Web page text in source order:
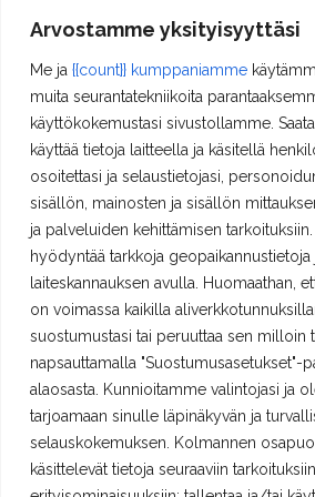
Arvostamme yksityisyyttäsi
Me ja {{count}} kumppaniamme
muita seurantatekniikoita
käyttökokemustasi sivustollamme.
käyttää tietoja laitteella ja käsitellä
osoitettasi ja selaustietojasi,
sisällön, mainosten ja sisällön
ja palveluiden kehittämisen
hyödyntää tarkkoja geopaikannustietoja
laiteskannauksen avulla. Huomaathan,
on voimassa kaikilla
suostumustasi tai peruuttaa sen milloin
napsauttamalla "Suostumusasetukset"-
alaosasta. Kunnioitamme valintojasi ja
tarjoamaan sinulle läpinäkyvän ja
selauskokemuksen. Kolmannen
käsittelevät tietoja seuraaviin
Asiakastilini
Oma tili
Ostoskori
Rekisteröityminen
Kilpailut ja säännöt
Yhteystiedot
Erä-Lindroos Oy
Mustamäenkatu 72
15610 Lahti
Puh.(03) 7525 696
PALVELEMME TOISTAISEKSI KE -